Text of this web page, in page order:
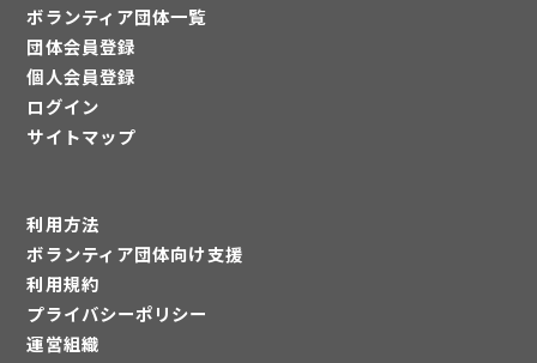
ボランティア団体一覧
団体会員登録
個人会員登録
ログイン
サイトマップ
利用方法
ボランティア団体向け支援
利用規約
プライバシーポリシー
運営組織